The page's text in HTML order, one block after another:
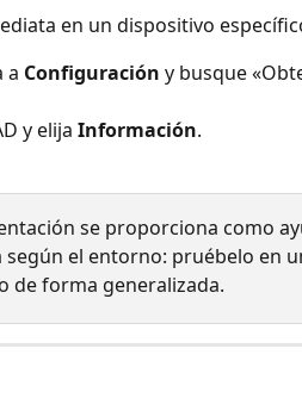
en un dispositivo
a Configuración y busque
y elija Información.
se proporciona como
el entorno: pruébelo en
de forma generalizada.